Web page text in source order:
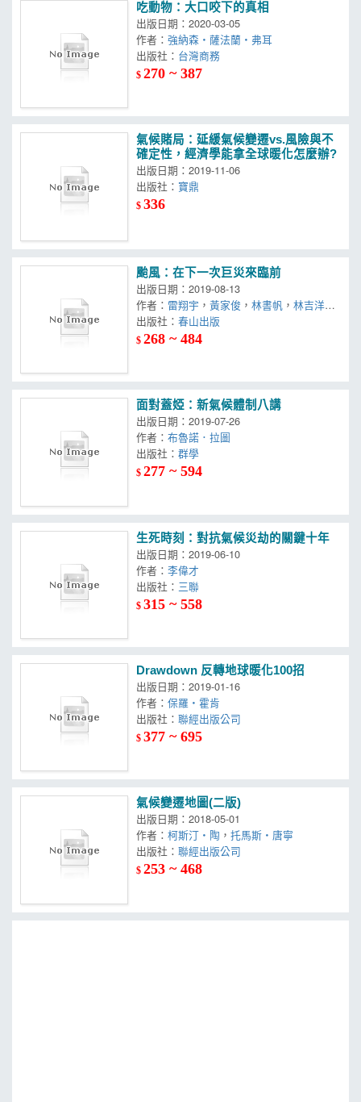
吃動物：大口咬下的真相
出版日期：2020-03-05
作者：強納森・薩法蘭・弗耳
出版社：
$270 ~ 387
氣候賭局：延緩氣候變遷vs.風險與不
確定性，經濟學能拿全球暖化怎麼辦?
出版日期：2019-11-06
出版社： 寶鼎
$336
颱風：在下一次巨災來臨前
出版日期：2019-08-13
作者： 雷翔宇 ，黃家俊 ，林書帆 ，林吉洋，
莊瑞琳
出版社：
$268 ~ 484
面對蓋婭：新氣候體制八講
出版日期：2019-07-26
作者：布魯諾．拉圖
出版社：
$277 ~ 594
生死時刻：對抗氣候災劫的關鍵十年
出版日期：2019-06-10
作者：李偉才
出版社：
$315 ~ 558
Drawdown 反轉地球暖化100招
出版日期：2019-01-16
作者：保羅‧霍肯
出版社：
$377 ~ 695
氣候變遷地圖(二版)
出版日期：2018-05-01
作者：柯斯汀‧陶 ，托馬斯‧唐寧
出版社：
$253 ~ 468